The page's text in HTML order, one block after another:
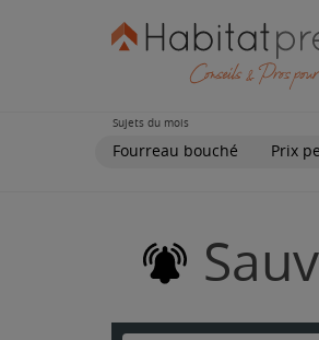
Sujets du mois
Fourreau bouché Prix